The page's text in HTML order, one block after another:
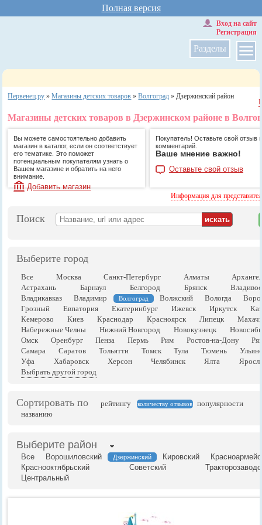
Полная версия
Разделы
Вход на сайт
Регистрация
Первенец.ру »Магазины детских товаров »Волгоград »Дзержинский район
Магазины детских товаров в Дзержинском районе в
Вы можете самостоятельно добавить
магазин в каталог, если он соответствует
его тематике. Это поможет
потенциальным покупателям узнать о
Вашем магазине и обратить на него
внимание.
Добавить магазин
Покупатель! Оставьте свой отзыв и
комментарий.
Ваше мнение важно!
Оставьте свой отзыв
Информация для
Поиск
Выберите город
Все Москва Санкт-Петербург Алматы
Астрахань
Барнаул Белгород Брянск
Владикавказ
Владимир Волгоград Волжский Вологда
Грозный
Евпатория Екатеринбург Ижевск Иркутск
Кемерово
Киев Краснодар Красноярск Липецк
Набережные Челны
Нижний Новгород Новокузнецк
Омск
Оренбург Пенза Пермь Рим Ростов-на-Дону
Самара
Саратов Тольятти Томск Тула Тюмень
Уфа
Хабаровск Херсон Челябинск Ялта
Выбрать другой город
Сортировать по рейтингу количеству отзывов
популярности
названию
Выберите район
Все Ворошиловский Дзержинский Кировский
Краснооктябрьский
Советский
Центральный